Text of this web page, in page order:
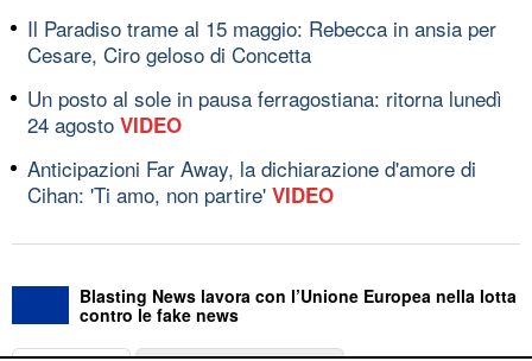
Il Paradiso trame al 15 maggio: Rebecca in ansia per
Cesare, Ciro geloso di Concetta
Un posto al sole in pausa ferragostiana: ritorna lunedì
24 agosto VIDEO
Anticipazioni Far Away, la dichiarazione d'amore di
Cihan: 'Ti amo, non partire' VIDEO
Blasting News lavora con l’Unione Europea nella lotta
contro le fake news